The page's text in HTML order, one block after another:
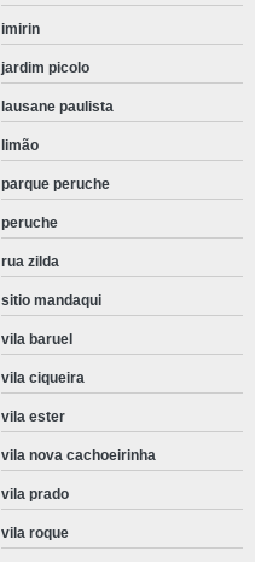
imirin
jardim picolo
lausane paulista
limão
parque peruche
peruche
rua zilda
sitio mandaqui
vila baruel
vila ciqueira
vila ester
vila nova cachoeirinha
vila prado
vila roque